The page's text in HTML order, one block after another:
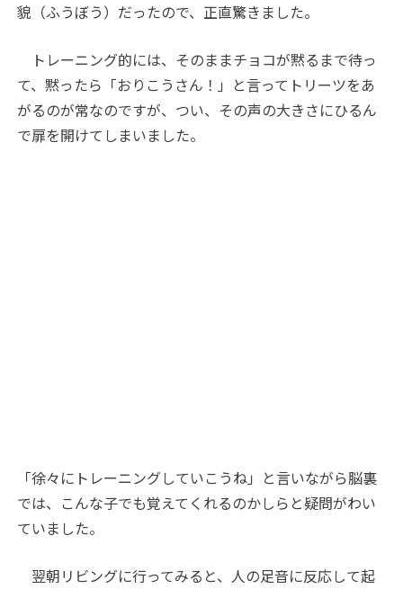
貌（ふうぼう）だったので、正直驚きました。
トレーニング的には、そのままチョコが黙るまで待っ
て、黙ったら「おりこうさん！」と言ってトリーツをあ
がるのが常なのですが、つい、その声の大きさにひるん
で扉を開けてしまいました。
「徐々にトレーニングしていこうね」と言いながら脳裏
では、こんな子でも覚えてくれるのかしらと疑問がわい
ていました。
翌朝リビングに行ってみると、人の足音に反応して起